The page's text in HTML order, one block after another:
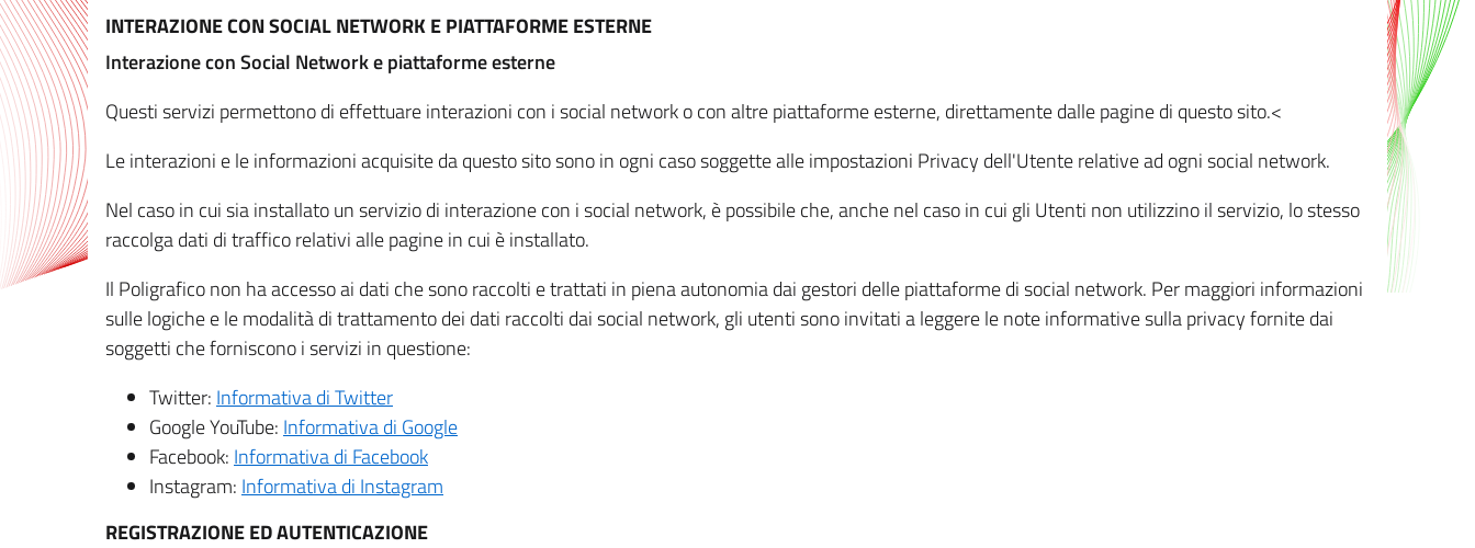
INTERAZIONE CON SOCIAL NETWORK E PIATTAFORME ESTERNE
Interazione con Social Network e piattaforme esterne
Questi servizi permettono di effettuare interazioni con i social network o con altre piattaforme esterne, direttamente dalle pagine di questo sito.<
Le interazioni e le informazioni acquisite da questo sito sono in ogni caso soggette alle impostazioni Privacy dell'Utente relative ad ogni social network.
Nel caso in cui sia installato un servizio di interazione con i social network, è possibile che, anche nel caso in cui gli Utenti non utilizzino il servizio, lo stesso
raccolga dati di traffico relativi alle pagine in cui è installato.
Il Poligrafico non ha accesso ai dati che sono raccolti e trattati in piena autonomia dai gestori delle piattaforme di social network. Per maggiori informazioni
sulle logiche e le modalità di trattamento dei dati raccolti dai social network, gli utenti sono invitati a leggere le note informative sulla privacy fornite dai
soggetti che forniscono i servizi in questione:
Twitter: Informativa di Twitter
Google YouTube: Informativa di Google
Facebook: Informativa di Facebook
Instagram: Informativa di Instagram
REGISTRAZIONE ED AUTENTICAZIONE